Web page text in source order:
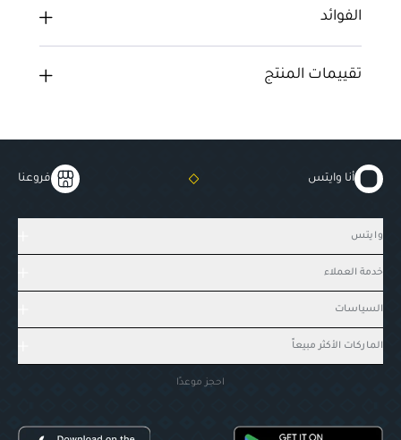
الفوائد
تقييمات المنتج
أنا وايتس فروعنا
وايتس
خدمة العملاء
السياسات
الماركات الأكثر مبيعاً
احجز موعدًا